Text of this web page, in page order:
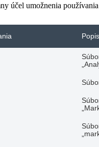
účel umožnenia
Popis